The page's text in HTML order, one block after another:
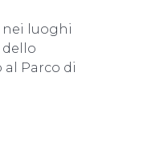
luoghi
dello
Parco di